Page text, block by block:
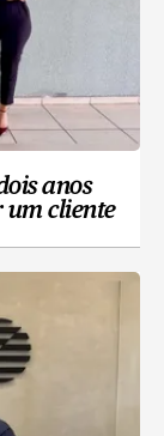
anos
um cliente